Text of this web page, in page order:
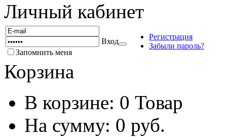
Личный кабинет
Запомнить меня
Вход
Регистрация
Забыли пароль?
Корзина
В корзине: 0 Товар
На сумму: 0 руб.